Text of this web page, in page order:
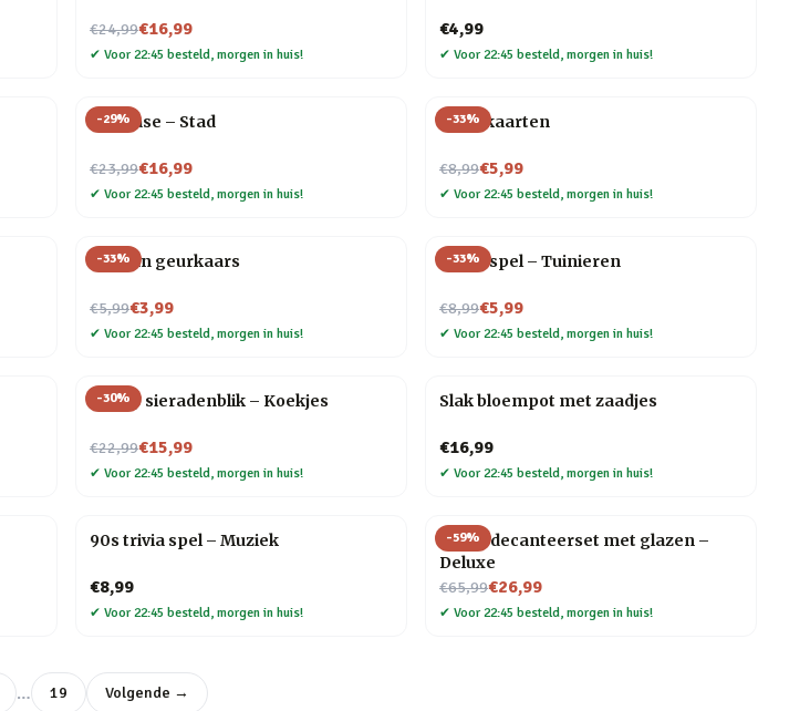
€24,99
Nu voor€16,99
✔ Voor 22:45 besteld, morgen in huis!
€4,99
✔ Voor 22:45 besteld, morgen in huis!
-29%
Flip Vase – Stad
€23,99
Nu voor€16,99
✔ Voor 22:45 besteld, morgen in huis!
-33%
Tarotkaarten
€8,99
Nu voor€5,99
✔ Voor 22:45 besteld, morgen in huis!
-33%
Oceaan geurkaars
€5,99
Nu voor€3,99
✔ Voor 22:45 besteld, morgen in huis!
-33%
Trivia spel – Tuinieren
€8,99
Nu voor€5,99
✔ Voor 22:45 besteld, morgen in huis!
-30%
Snoep sieradenblik – Koekjes
€22,99
Nu voor€15,99
✔ Voor 22:45 besteld, morgen in huis!
Slak bloempot met zaadjes
€16,99
✔ Voor 22:45 besteld, morgen in huis!
90s trivia spel – Muziek
€8,99
✔ Voor 22:45 besteld, morgen in huis!
-59%
Globe decanteerset met glazen –
Deluxe
€65,99
Nu voor€26,99
✔ Voor 22:45 besteld, morgen in huis!
… 19 Volgende →